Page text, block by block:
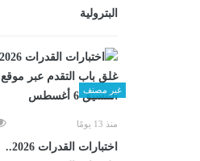
البترولية
غير مصنف
منذ 13 يومًا
اختبارات القدرات 2026..